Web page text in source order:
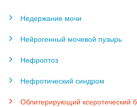
Недержание мочи
Нейрогенный мочевой пузырь
Нефроптоз
Нефротический синдром
Облитерирующий ксеротический